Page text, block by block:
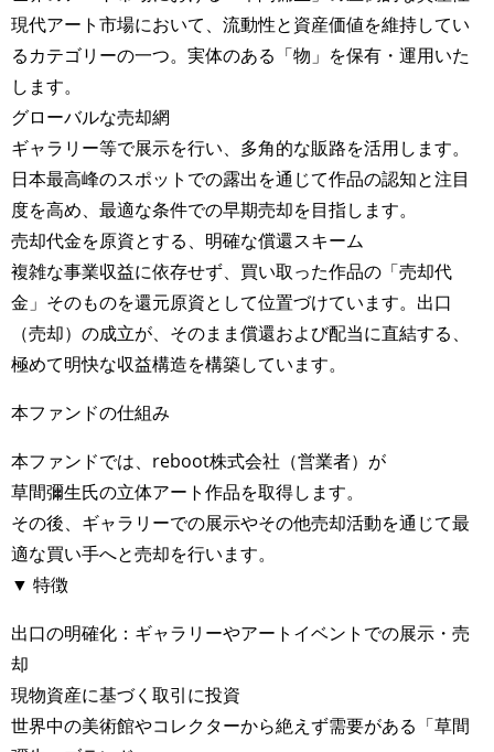
現代アート市場において、流動性と資産価値を維持してい
るカテゴリーの一つ。実体のある「物」を保有・運用いた
します。
グローバルな売却網
ギャラリー等で展示を行い、多角的な販路を活用します。
日本最高峰のスポットでの露出を通じて作品の認知と注目
度を高め、最適な条件での早期売却を目指します。
売却代金を原資とする、明確な償還スキーム
複雑な事業収益に依存せず、買い取った作品の「売却代
金」そのものを還元原資として位置づけています。出口
（売却）の成立が、そのまま償還および配当に直結する、
極めて明快な収益構造を構築しています。
本ファンドの仕組み
本ファンドでは、reboot株式会社（営業者）が
草間彌生氏の立体アート作品を取得します。
その後、ギャラリーでの展示やその他売却活動を通じて最
適な買い手へと売却を行います。
▼ 特徴
出口の明確化：ギャラリーやアートイベントでの展示・売
却
現物資産に基づく取引に投資
世界中の美術館やコレクターから絶えず需要がある「草間